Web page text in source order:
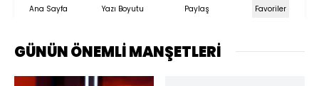
Ana Sayfa Yazı Boyutu Paylaş Favoriler
GÜNÜN ÖNEMLİ MANŞETLERİ